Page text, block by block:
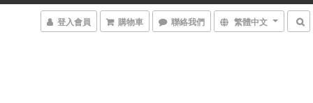
登入會員 購物車 聯絡我們 繁體中文